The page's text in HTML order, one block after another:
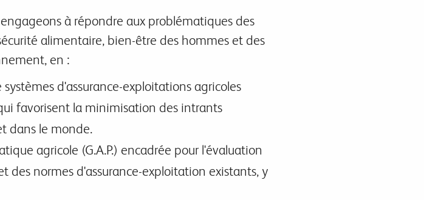
à répondre aux problématiques des
alimentaire, bien-être des hommes et des
en :
d'assurance-exploitations agricoles
favorisent la minimisation des intrants
dans le monde.
agricole (G.A.P.) encadrée pour l'évaluation
des normes d'assurance-exploitation existants, y